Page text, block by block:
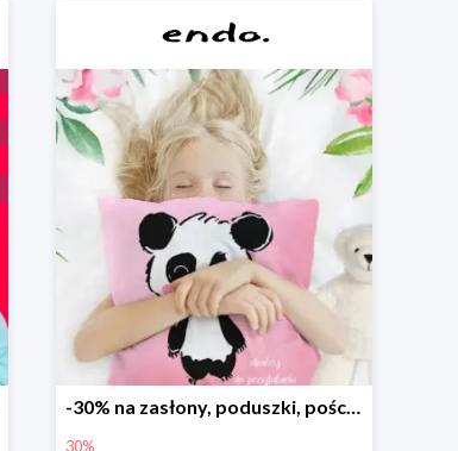
-30% na zasłony, poduszki, pościele dla dzieci
30%